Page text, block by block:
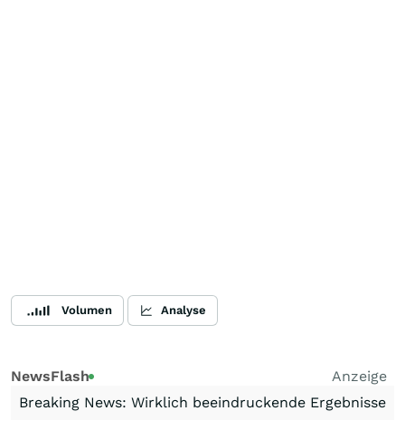
Volumen Analyse
NewsFlash
Anzeige
Breaking News: Wirklich beeindruckende Ergebnisse